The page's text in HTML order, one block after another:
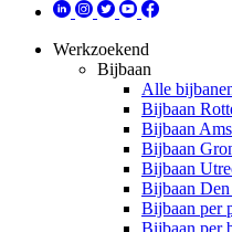
Werkzoekend
Bijbaan
Alle
Bijbaan
Bijbaan
Bijbaan
Bijbaan
Bijbaan
Bijbaan per
Bijbaan per